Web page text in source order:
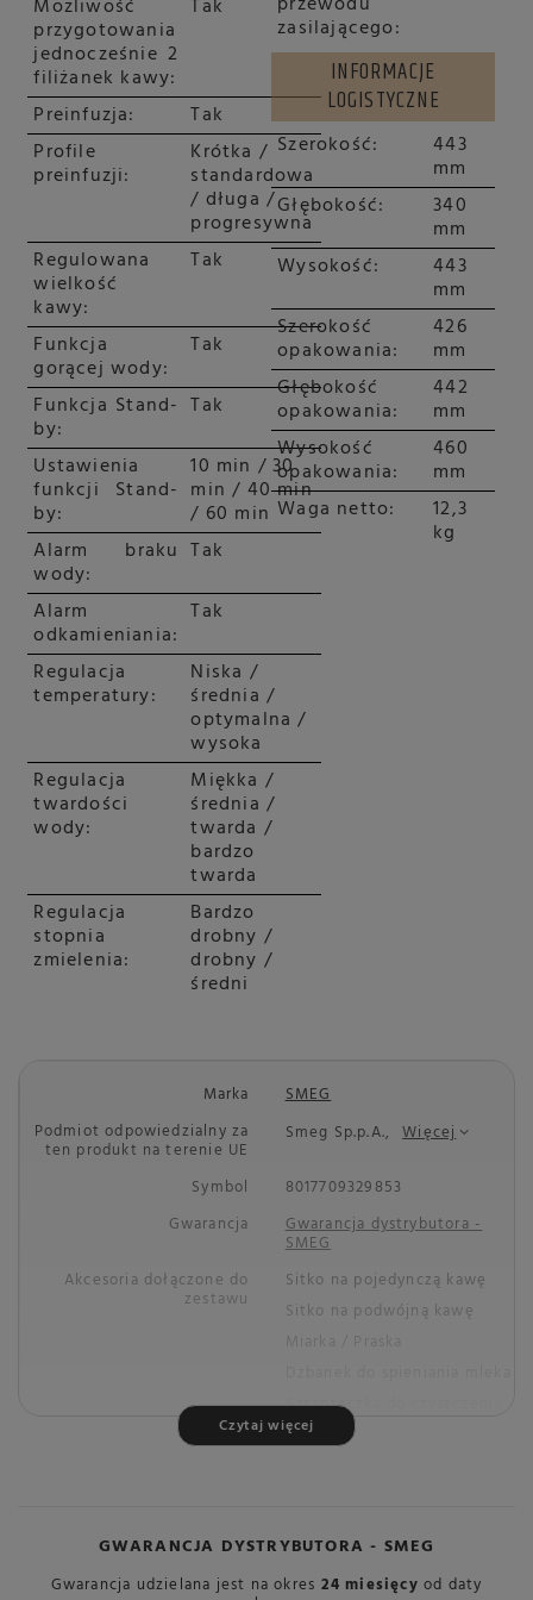
Możliwość
przygotowania
jednocześnie 2
filiżanek kawy:
Tak
Preinfuzja:
Tak
Profile
preinfuzji:
Krótka /
standardowa
/ długa /
progresywna
Regulowana
wielkość
kawy:
Tak
Funkcja
gorącej wody:
Tak
Funkcja Stand-
by:
Tak
Ustawienia
funkcji Stand-
by:
10 min / 30
min / 40 min
/ 60 min
Alarm braku
wody:
Tak
Alarm
odkamieniania:
Tak
Regulacja
temperatury:
Niska /
średnia /
optymalna /
wysoka
Regulacja
twardości
wody:
Miękka /
średnia /
twarda /
bardzo
twarda
Regulacja
stopnia
zmielenia:
Bardzo
drobny /
drobny /
średni
zasilającego:
INFORMACJE
LOGISTYCZNE
Szerokość: 443
mm
Głębokość:
340
mm
Wysokość:
443
mm
Szerokość
opakowania:
426
mm
Głębokość
opakowania:
442
mm
Wysokość
opakowania:
460
mm
Waga netto:
12,3
kg
Marka
SMEG
Podmiot odpowiedzialny za
ten produkt na terenie UE
Smeg Sp.p.A., Więcej
Symbol
8017709329853
Gwarancja
Gwarancja dystrybutora -
SMEG
Akcesoria dołączone do
zestawu
Sitko na pojedynczą kawę
Sitko na podwójną kawę
Szczoteczka do czyszczenia
Pasek do pomiaru twardości
Miarka
Miejsce zbiornika na wodę
Z tyłu
Czytaj więcej
GWARANCJA DYSTRYBUTORA - SMEG
Gwarancja udzielana jest na okres 24 miesięcy od daty